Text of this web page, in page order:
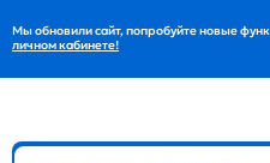
Мы обновили сайт, попробуйте новые
личном кабинете!